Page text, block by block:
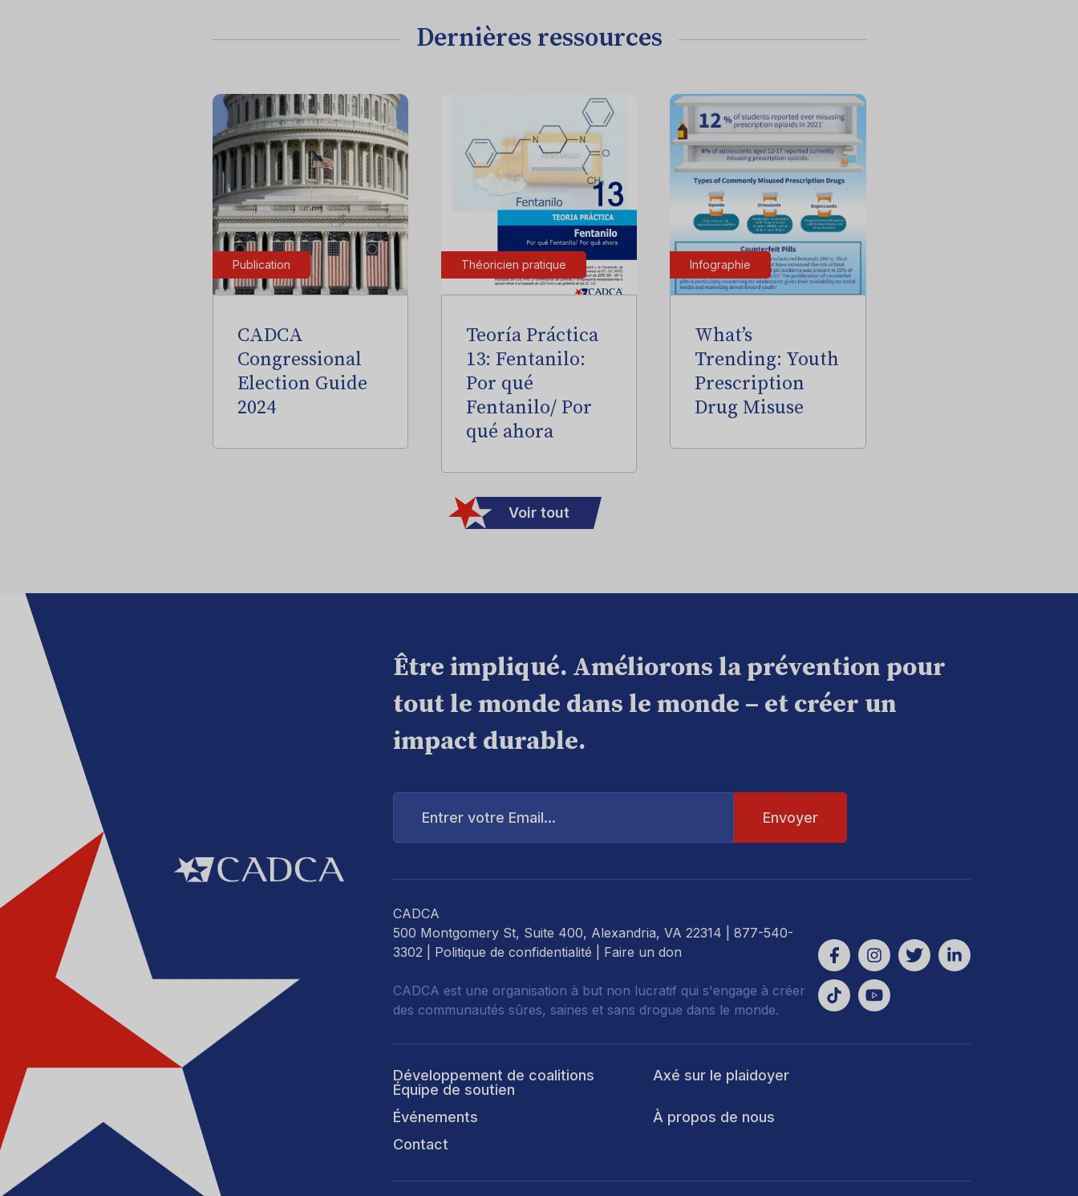
Dernières ressources
Publication
CADCA
Congressional
Election Guide
2024
Théoricien pratique
Teoría Práctica
13: Fentanilo:
Por qué
Fentanilo/ Por
qué ahora
Infographie
What’s
Trending: Youth
Prescription
Drug Misuse
Voir tout
Être impliqué. Améliorons la prévention pour
tout le monde dans le monde – et créer un
impact durable.
Entrer
Email...
CADCA
500 Montgomery St, Suite 400, Alexandria, VA 22314 | 877-540-
3302 | Politique de confidentialité Faire un don
CADCA est une organisation à but non lucratif qui s'engage à créer
des communautés sûres, saines et sans drogue dans le monde.
Développement de coalitions
Équipe de soutien
Axé sur le plaidoyer
Événements
À propos de nous
Contact